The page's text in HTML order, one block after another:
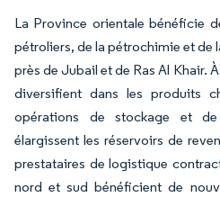
La Province orientale bénéficie
pétroliers, de la pétrochimie et de
près de Jubail et de Ras Al Khair.
diversifient dans les produits
opérations de stockage et
élargissent les réservoirs de
prestataires de logistique
nord et sud bénéficient de